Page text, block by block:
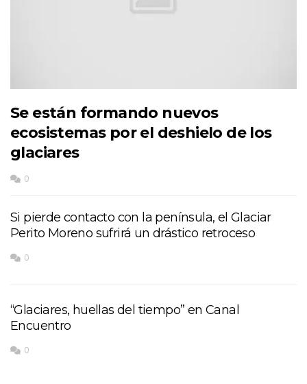
Se están formando nuevos
ecosistemas por el deshielo de los
glaciares
0
Si pierde contacto con la península, el Glaciar
Perito Moreno sufrirá un drástico retroceso
0
“Glaciares, huellas del tiempo” en Canal
Encuentro
0